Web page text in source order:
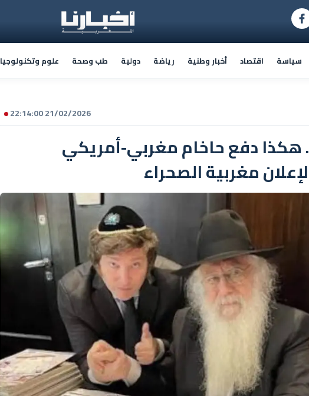
سياسة اقتصاد أخبار وطنية رياضة دولية طب وصحة علوم وتكنولوجيا
21/02/2026 22:14:00
دفع حاخام مغربي-أمريكي
مغربية الصحراء